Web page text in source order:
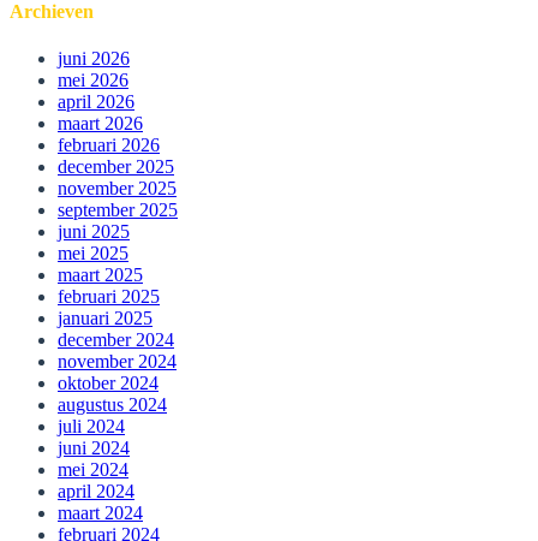
Archieven
juni 2026
mei 2026
april 2026
maart 2026
februari 2026
december 2025
november 2025
september 2025
juni 2025
mei 2025
maart 2025
februari 2025
januari 2025
december 2024
november 2024
oktober 2024
augustus 2024
juli 2024
juni 2024
mei 2024
april 2024
maart 2024
februari 2024